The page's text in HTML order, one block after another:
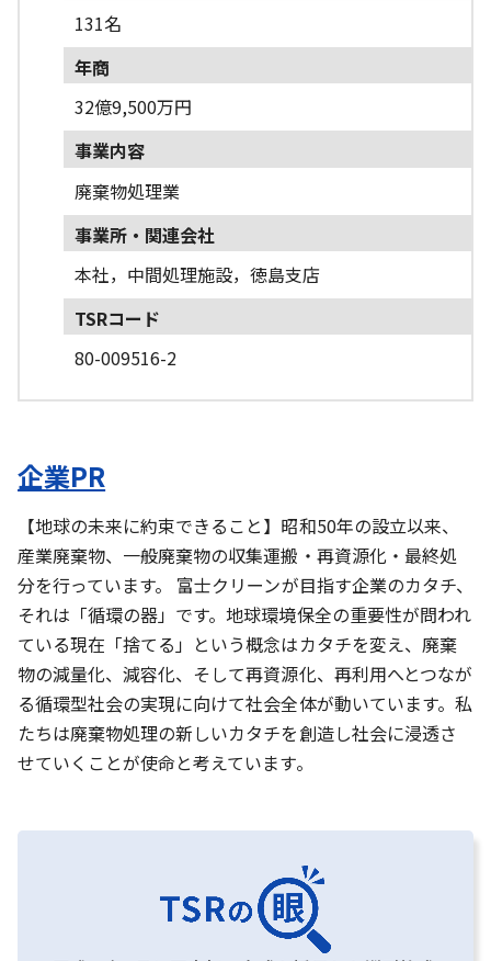
131名
年商
32億9,500万円
事業内容
廃棄物処理業
事業所・関連会社
本社，中間処理施設，徳島支店
TSRコード
80-009516-2
企業PR
【地球の未来に約束できること】昭和50年の設立以来、
産業廃棄物、一般廃棄物の収集運搬・再資源化・最終処
分を行っています。 富士クリーンが目指す企業のカタチ、
それは「循環の器」です。地球環境保全の重要性が問われ
ている現在「捨てる」という概念はカタチを変え、廃棄
物の減量化、減容化、そして再資源化、再利用へとつなが
る循環型社会の実現に向けて社会全体が動いています。私
たちは廃棄物処理の新しいカタチを創造し社会に浸透さ
せていくことが使命と考えています。